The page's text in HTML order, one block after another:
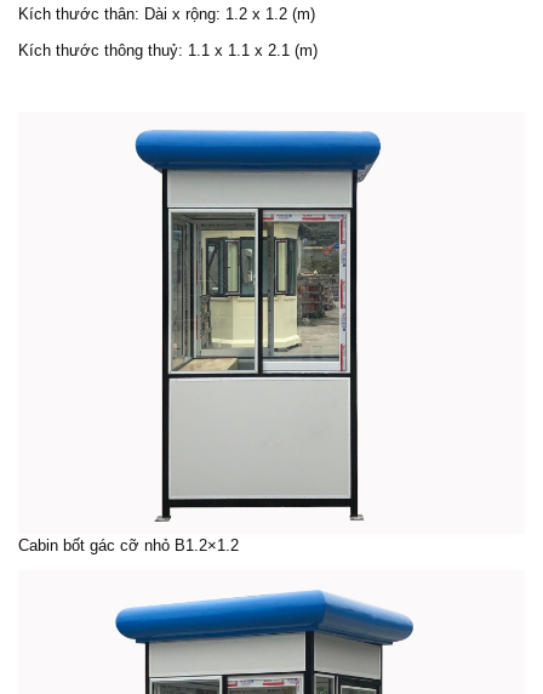
Kích thước thân: Dài x rộng: 1.2 x 1.2 (m)
Kích thước thông thuỷ: 1.1 x 1.1 x 2.1 (m)
Cabin bốt gác cỡ nhỏ B1.2×1.2